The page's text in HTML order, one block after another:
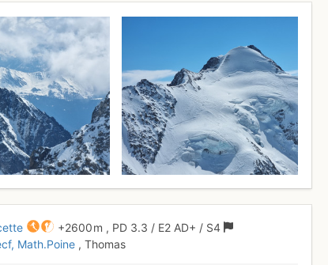
+2600 m , PD 3.3 / E2 AD+ / S4
Math.Poine , Thomas